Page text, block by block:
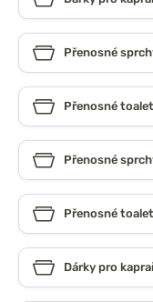
Přenosné
Přenosné
Přenosné
Přenosné
Dárky pro